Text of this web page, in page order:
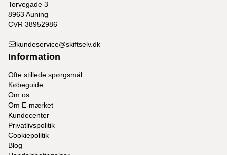
Torvegade 3
8963 Auning
CVR 38952986
kundeservice@skiftselv.dk
Information
Ofte stillede spørgsmål
Købeguide
Om os
Om E-mærket
Kundecenter
Privatlivspolitik
Cookiepolitik
Blog